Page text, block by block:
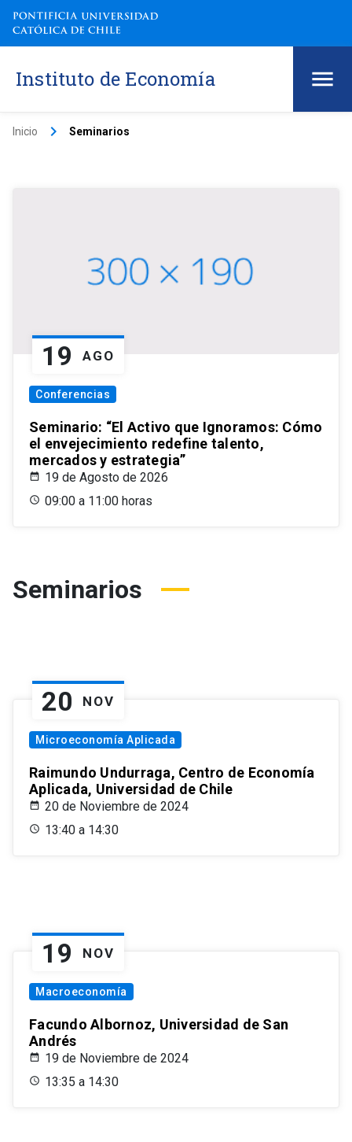
Instituto de Economía
Inicio keyboard_arrow_right Seminarios
19 AGO
Conferencias
Seminario: “El Activo que Ignoramos: Cómo
el envejecimiento redefine talento,
mercados y estrategia”
19 de Agosto de 2026
09:00 a 11:00 horas
Seminarios
20 NOV
Microeconomía Aplicada
Raimundo Undurraga, Centro de Economía
Aplicada, Universidad de Chile
20 de Noviembre de 2024
13:40 a 14:30
19 NOV
Macroeconomía
Facundo Albornoz, Universidad de San
Andrés
19 de Noviembre de 2024
13:35 a 14:30